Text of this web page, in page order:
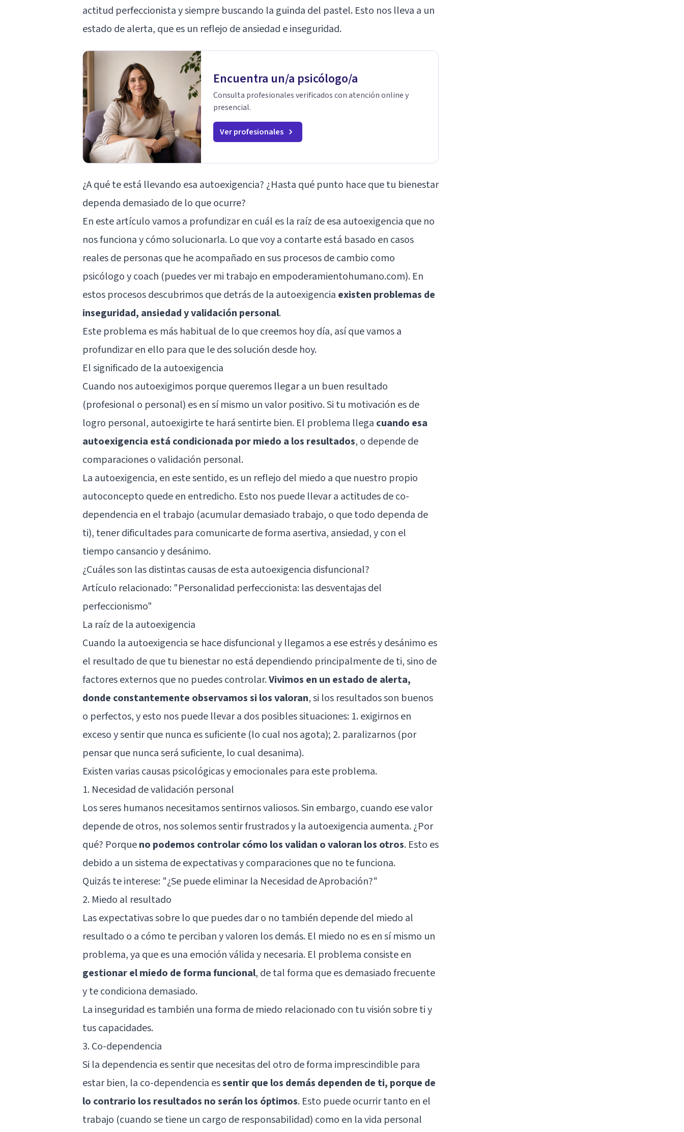
actitud perfeccionista y siempre buscando la guinda del pastel. Esto nos lleva a un
estado de alerta, que es un reflejo de ansiedad e inseguridad.
Encuentra un/a psicólogo/a
Consulta profesionales verificados con atención online y
presencial.
Ver profesionales
¿A qué te está llevando esa autoexigencia? ¿Hasta qué punto hace que tu bienestar
dependa demasiado de lo que ocurre?
En este artículo vamos a profundizar en cuál es la raíz de esa autoexigencia que no
nos funciona y cómo solucionarla. Lo que voy a contarte está basado en casos
reales de personas que he acompañado en sus procesos de cambio como
psicólogo y coach (puedes ver mi trabajo en empoderamientohumano.com). En
estos procesos descubrimos que detrás de la autoexigencia existen problemas de
inseguridad, ansiedad y validación personal.
Este problema es más habitual de lo que creemos hoy día, así que vamos a
profundizar en ello para que le des solución desde hoy.
El significado de la autoexigencia
Cuando nos autoexigimos porque queremos llegar a un buen resultado
(profesional o personal) es en sí mismo un valor positivo. Si tu motivación es de
logro personal, autoexigirte te hará sentirte bien. El problema llega cuando esa
autoexigencia está condicionada por miedo a los resultados, o depende de
comparaciones o validación personal.
La autoexigencia, en este sentido, es un reflejo del miedo a que nuestro propio
autoconcepto quede en entredicho. Esto nos puede llevar a actitudes de co-
dependencia en el trabajo (acumular demasiado trabajo, o que todo dependa de
ti), tener dificultades para comunicarte de forma asertiva, ansiedad, y con el
tiempo cansancio y desánimo.
¿Cuáles son las distintas causas de esta autoexigencia disfuncional?
Artículo relacionado: "Personalidad perfeccionista: las desventajas del
perfeccionismo"
La raíz de la autoexigencia
Cuando la autoexigencia se hace disfuncional y llegamos a ese estrés y desánimo es
el resultado de que tu bienestar no está dependiendo principalmente de ti, sino de
factores externos que no puedes controlar.Vivimos en un estado de alerta,
donde constantemente observamos si los valoran, si los resultados son buenos
o perfectos, y esto nos puede llevar a dos posibles situaciones: 1. exigirnos en
exceso y sentir que nunca es suficiente (lo cual nos agota); 2. paralizarnos (por
pensar que nunca será suficiente, lo cual desanima).
Existen varias causas psicológicas y emocionales para este problema.
1. Necesidad de validación personal
Los seres humanos necesitamos sentirnos valiosos. Sin embargo, cuando ese valor
depende de otros, nos solemos sentir frustrados y la autoexigencia aumenta. ¿Por
qué? Porqueno podemos controlar cómo los validan o valoran los otros. Esto es
debido a un sistema de expectativas y comparaciones que no te funciona.
Quizás te interese: "¿Se puede eliminar la Necesidad de Aprobación?"
2. Miedo al resultado
Las expectativas sobre lo que puedes dar o no también depende del miedo al
resultado o a cómo te perciban y valoren los demás. El miedo no es en sí mismo un
problema, ya que es una emoción válida y necesaria. El problema consiste en
gestionar el miedo de forma funcional, de tal forma que es demasiado frecuente
y te condiciona demasiado.
La inseguridad es también una forma de miedo relacionado con tu visión sobre ti y
tus capacidades.
3. Co-dependencia
Si la dependencia es sentir que necesitas del otro de forma imprescindible para
estar bien, la co-dependencia essentir que los demás dependen de ti, porque de
lo contrario los resultados no serán los óptimos. Esto puede ocurrir tanto en el
trabajo (cuando se tiene un cargo de responsabilidad) como en la vida personal